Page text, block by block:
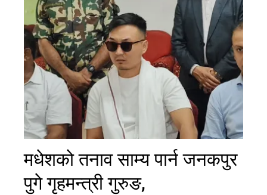
मधेशको तनाव साम्य पार्न जनकपुर
पुगे गृहमन्त्री गुरुङ,